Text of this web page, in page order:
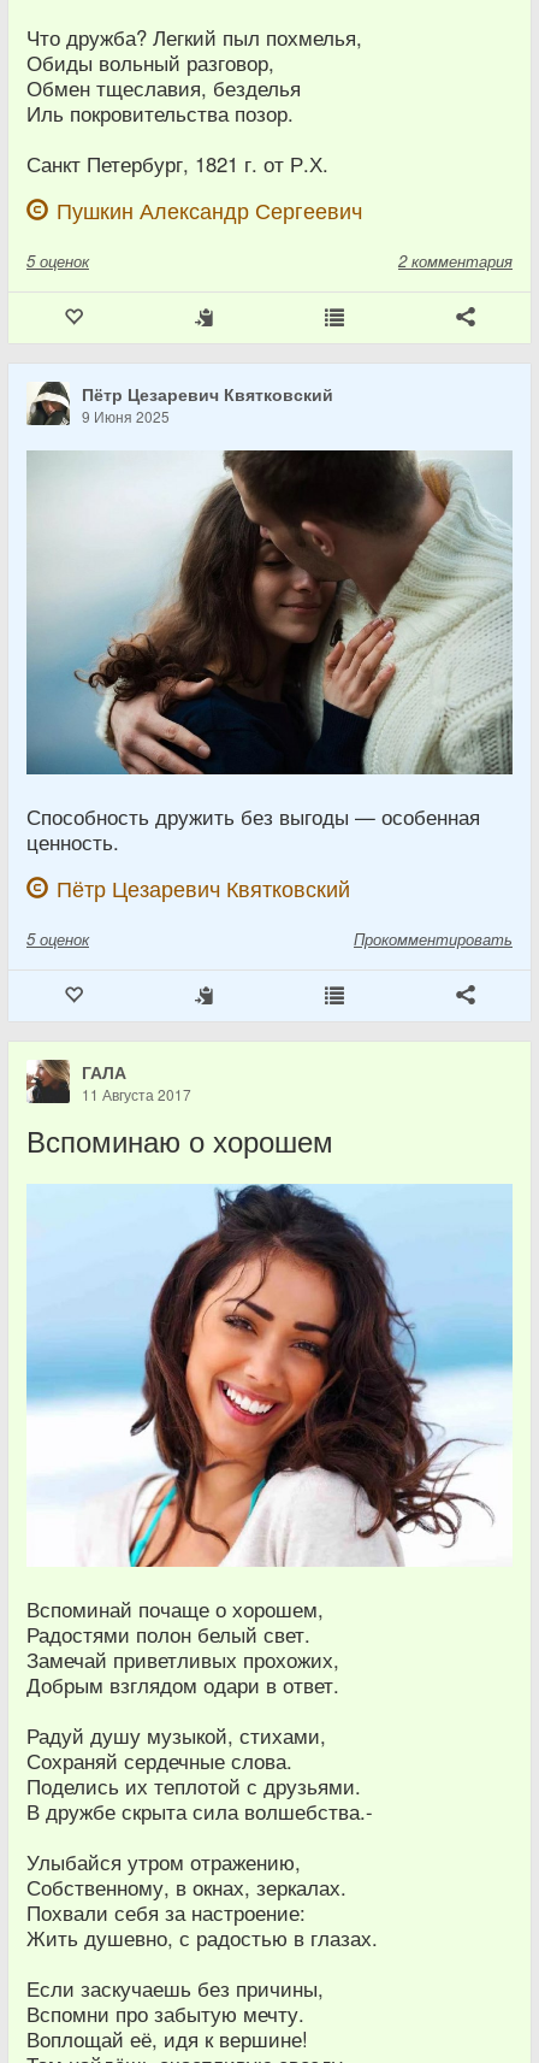
Что дружба? Легкий пыл похмелья,
Обиды вольный разговор,
Обмен тщеславия, безделья
Иль покровительства позор.
Санкт Петербург, 1821 г. от Р.Х.
Пушкин Александр Сергеевич
5 оценок 2 комментария
Пётр Цезаревич Квятковский
9 Июня 2025
Способность дружить без выгоды — особенная
ценность.
Пётр Цезаревич Квятковский
5 оценок Прокомментировать
ГАЛА
11 Августа 2017
Вспоминаю о хорошем
Вспоминай почаще о хорошем,
Радостями полон белый свет.
Замечай приветливых прохожих,
Добрым взглядом одари в ответ.
Радуй душу музыкой, стихами,
Сохраняй сердечные слова.
Поделись их теплотой с друзьями.
В дружбе скрыта сила волшебства.-
Улыбайся утром отражению,
Собственному, в окнах, зеркалах.
Похвали себя за настроение:
Жить душевно, с радостью в глазах.
Если заскучаешь без причины,
Вспомни про забытую мечту.
Воплощай её, идя к вершине!